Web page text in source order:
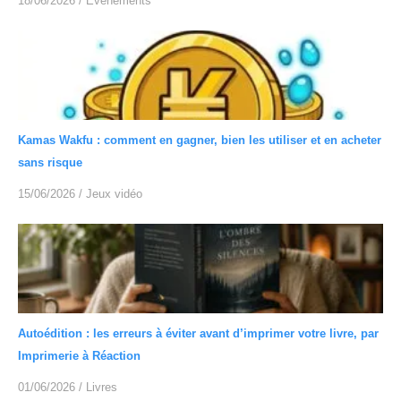
Kamas Wakfu : comment en gagner, bien les utiliser et en acheter
sans risque
15/06/2026 / Jeux vidéo
Autoédition : les erreurs à éviter avant d’imprimer votre livre, par
Imprimerie à Réaction
01/06/2026 / Livres